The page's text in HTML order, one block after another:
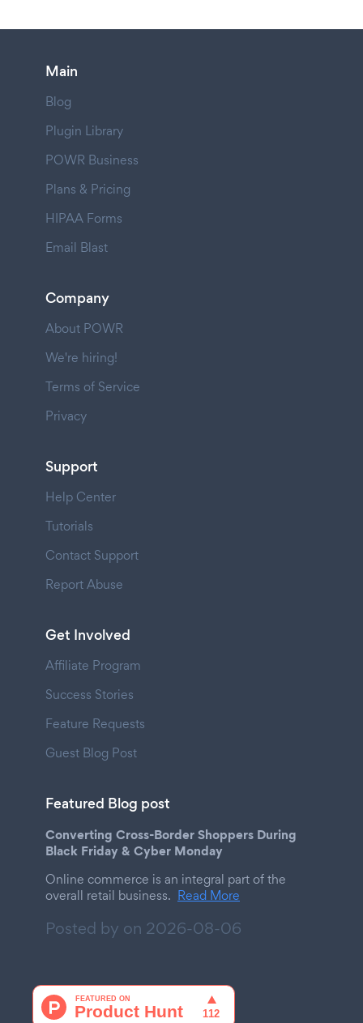
Main
Blog
Plugin Library
POWR Business
Plans & Pricing
HIPAA Forms
Email Blast
Company
About POWR
We're hiring!
Terms of Service
Privacy
Support
Help Center
Tutorials
Contact Support
Report Abuse
Get Involved
Affiliate Program
Success Stories
Feature Requests
Guest Blog Post
Featured Blog post
Converting Cross-Border Shoppers During
Black Friday & Cyber Monday
Online commerce is an integral part of the
overall retail business. Read More
Posted by on 2026-08-06